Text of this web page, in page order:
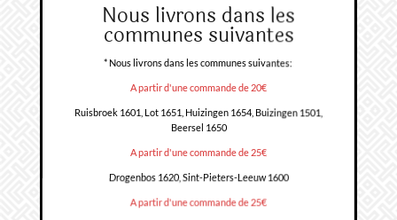
Nous livrons dans les
communes suivantes
* Nous livrons dans les communes suivantes:
A partir d'une commande de 20€
Ruisbroek 1601, Lot 1651, Huizingen 1654, Buizingen 1501,
Beersel 1650
A partir d'une commande de 25€
Drogenbos 1620, Sint-Pieters-Leeuw 1600
A partir d'une commande de 25€